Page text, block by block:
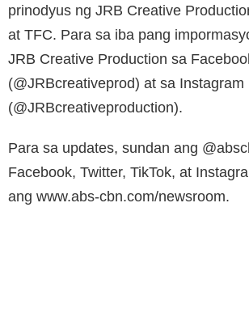
prinodyus ng JRB Creative
at TFC. Para sa iba pang
JRB Creative Production sa
(@JRBcreativeprod) at sa Instagram
(@JRBcreativeproduction).
Para sa updates, sundan ang
Facebook, Twitter, TikTok, at
ang www.abs-cbn.com/newsroom.